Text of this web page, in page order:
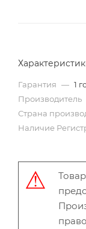
Гарантия — 1
Производитель
Страна
Наличие